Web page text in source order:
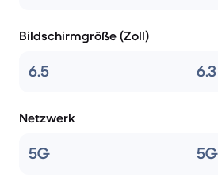
Bildschirmgröße (Zoll)
6.5 6.3
Netzwerk
5G 5G